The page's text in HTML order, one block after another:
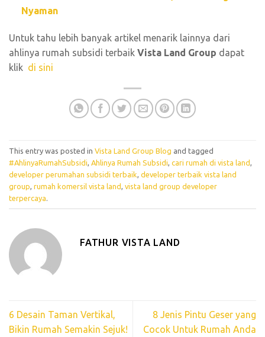
Nyaman
Untuk tahu lebih banyak artikel menarik lainnya dari
ahlinya rumah subsidi terbaik Vista Land Group dapat
klik di sini
This entry was posted in Vista Land Group Blog and tagged
#AhlinyaRumahSubsidi Ahlinya Rumah Subsidi cari rumah di vista land
developer perumahan subsidi terbaik developer terbaik vista land
group rumah komersil vista land vista land group developer
terpercaya
FATHUR VISTA LAND
6 Desain Taman Vertikal,
Bikin Rumah Semakin Sejuk!
8 Jenis Pintu Geser yang
Cocok Untuk Rumah Anda